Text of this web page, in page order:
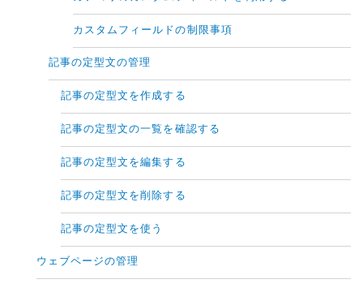
カスタムフィールドの制限事項
記事の定型文の管理
記事の定型文を作成する
記事の定型文の一覧を確認する
記事の定型文を編集する
記事の定型文を削除する
記事の定型文を使う
ウェブページの管理